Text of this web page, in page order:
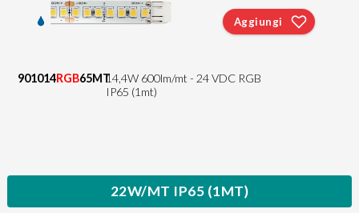
901014RGB65MT14,4W 600lm/mt - 24 VDC RGB
IP65 (1mt)
Aggiungi
22W/MT IP65 (1MT)